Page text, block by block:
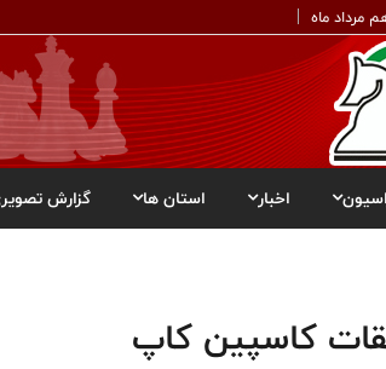
مرداد ماه
اخبار استان ها گزارش
کاسپین کاپ